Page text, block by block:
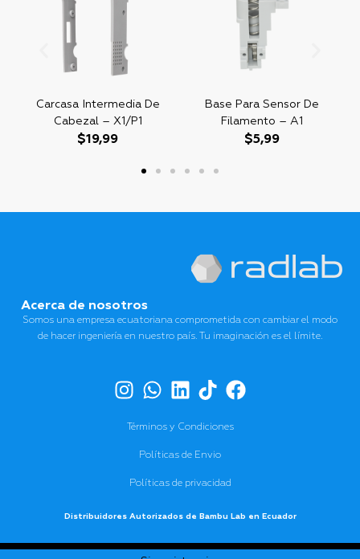
Carcasa Intermedia De
Cabezal – X1/P1
$19,99
Base Para Sensor De
Filamento – A1
$5,99
Acerca de nosotros
Somos una empresa ecuatoriana comprometida con cambiar el modo
de hacer ingeniería en nuestro país. Tu imaginación es el límite.
Términos y Condiciones
Políticas de Envio
Políticas de privacidad
Distribuidores Autorizados de Bambu Lab en Ecuador
Reservado todos los derechos © 2025 RADLAB